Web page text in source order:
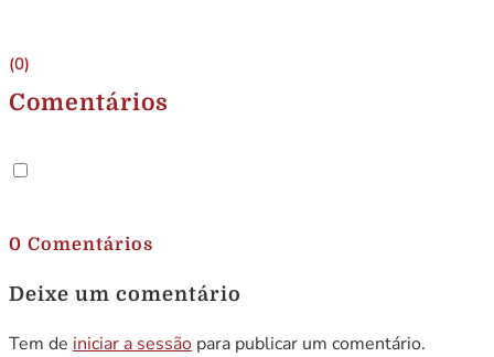
(0)
Comentários
0 Comentários
Deixe um comentário
Tem de iniciar a sessão para publicar um comentário.